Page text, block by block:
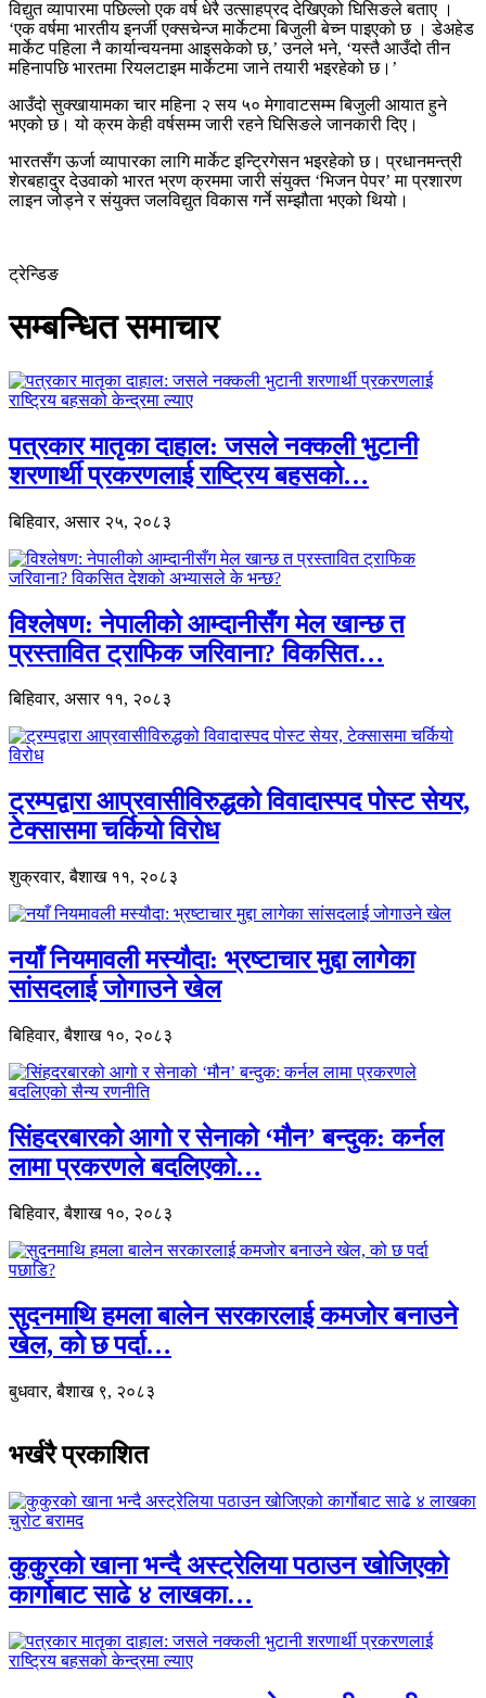
विद्युत व्यापारमा पछिल्लो एक वर्ष धेरै उत्साहप्रद देखिएको घिसिङले बताए ।
‘एक वर्षमा भारतीय इनर्जी एक्सचेन्ज मार्केटमा बिजुली बेच्न पाइएको छ । डेअहेड
मार्केट पहिला नै कार्यान्वयनमा आइसकेको छ,’ उनले भने, ‘यस्तै आउँदो तीन
महिनापछि भारतमा रियलटाइम मार्केटमा जाने तयारी भइरहेको छ।’
आउँदो सुक्खायामका चार महिना २ सय ५० मेगावाटसम्म बिजुली आयात हुने
भएको छ। यो क्रम केही वर्षसम्म जारी रहने घिसिङले जानकारी दिए।
भारतसँग ऊर्जा व्यापारका लागि मार्केट इन्ट्रिगेसन भइरहेको छ। प्रधानमन्त्री
शेरबहादुर देउवाको भारत भ्रण क्रममा जारी संयुक्त ‘भिजन पेपर’ मा प्रशारण
लाइन जोड्ने र संयुक्त जलविद्युत विकास गर्ने सम्झौता भएको थियो।
ट्रेन्डिङ
सम्बन्धित समाचार
पत्रकार मातृका दाहाल: जसले नक्कली भुटानी
शरणार्थी प्रकरणलाई राष्ट्रिय बहसको…
बिहिवार, असार २५, २०८३
विश्लेषण: नेपालीको आम्दानीसँग मेल खान्छ त
प्रस्तावित ट्राफिक जरिवाना? विकसित…
बिहिवार, असार ११, २०८३
ट्रम्पद्वारा आप्रवासीविरुद्धको विवादास्पद पोस्ट सेयर,
टेक्सासमा चर्कियो विरोध
शुक्रवार, बैशाख ११, २०८३
नयाँ नियमावली मस्यौदा: भ्रष्टाचार मुद्दा लागेका
सांसदलाई जोगाउने खेल
बिहिवार, बैशाख १०, २०८३
सिंहदरबारको आगो र सेनाको ‘मौन’ बन्दुक: कर्नल
लामा प्रकरणले बदलिएको…
बिहिवार, बैशाख १०, २०८३
सुदनमाथि हमला बालेन सरकारलाई कमजोर बनाउने
खेल, को छ पर्दा…
बुधवार, बैशाख ९, २०८३
भर्खरै प्रकाशित
कुकुरको खाना भन्दै अस्ट्रेलिया पठाउन खोजिएको
कार्गोबाट साढे ४ लाखका…